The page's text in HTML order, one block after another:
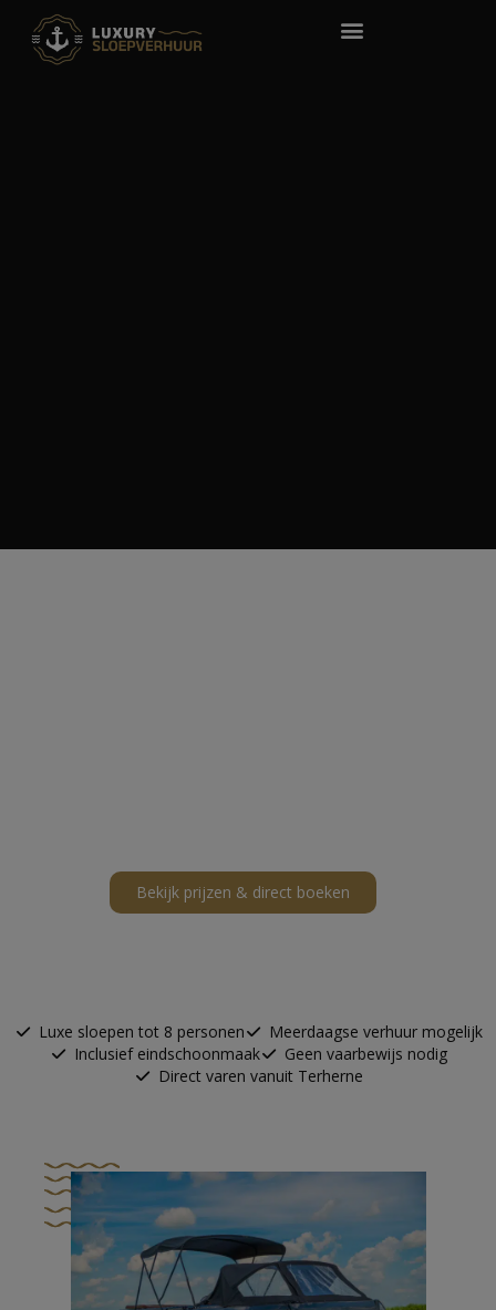
Bekijk prijzen & direct boeken
Luxe sloepen tot 8 personen
Meerdaagse verhuur mogelijk
Inclusief eindschoonmaak
Geen vaarbewijs nodig
Direct varen vanuit Terherne